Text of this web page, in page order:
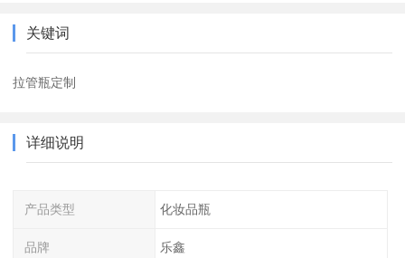
关键词
拉管瓶定制
详细说明
产品类型 化妆品瓶
品牌 乐鑫